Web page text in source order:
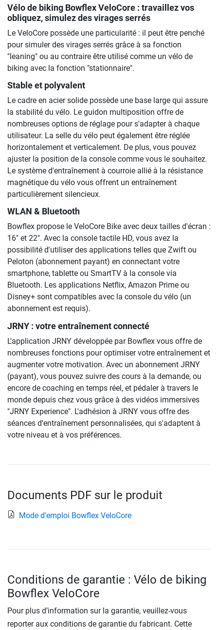
Vélo de biking Bowflex VeloCore : travaillez vos
obliquez, simulez des virages serrés
Le VeloCore possède une particularité : il peut être penché
pour simuler des virages serrés grâce à sa fonction
"leaning" ou au contraire être utilisé comme un vélo de
biking avec la fonction "stationnaire".
Stable et polyvalent
Le cadre en acier solide possède une base large qui assure
la stabilité du vélo. Le guidon multiposition offre de
nombreuses options de réglage pour s'adapter à chaque
utilisateur. La selle du vélo peut également être réglée
horizontalement et verticalement. De plus, vous pouvez
ajuster la position de la console comme vous le souhaitez.
Le système d'entraînement à courroie allié à la résistance
magnétique du vélo vous offrent un entraînement
particulièrement silencieux.
WLAN & Bluetooth
Bowflex propose le VeloCore Bike avec deux tailles d'écran :
16" et 22". Avec la console tactile HD, vous avez la
possibilité d'utiliser des applications telles que Zwift ou
Peloton (abonnement payant) en connectant votre
smartphone, tablette ou SmartTV à la console via
Bluetooth. Les applications Netflix, Amazon Prime ou
Disney+ sont compatibles avec la console du vélo (un
abonnement est requis).
JRNY : votre entraînement connecté
L'application JRNY développée par Bowflex vous offre de
nombreuses fonctions pour optimiser votre entraînement et
augmenter votre motivation. Avec un abonnement JRNY
(payant), vous pouvez suivre des cours à la demande, ou
encore de coaching en temps réel, et pédaler à travers le
monde depuis chez vous grâce à des vidéos immersives
"JRNY Experience". L'adhésion à JRNY vous offre des
séances d'entraînement personnalisées, qui s'adaptent à
votre niveau et à vos préférences.
Documents PDF sur le produit
Mode d'emploi Bowflex VeloCore
Conditions de garantie : Vélo de biking
Bowflex VeloCore
Pour plus d’information sur la garantie, veuillez-vous
reporter aux conditions de garantie du fabricant. Cette